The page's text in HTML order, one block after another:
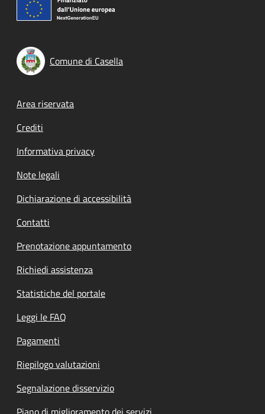
Comune di Casella
Footer menu
Area riservata
Crediti
Informativa privacy
Note legali
Dichiarazione di accessibilità
Contatti
Prenotazione appuntamento
Richiedi assistenza
Statistiche del portale
Leggi le FAQ
Pagamenti
Riepilogo valutazioni
Segnalazione disservizio